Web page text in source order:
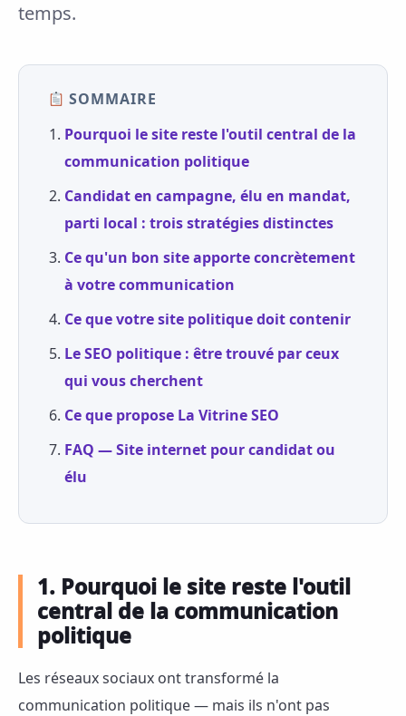
temps.
SOMMAIRE
Pourquoi le site reste l'outil central de la
communication politique
Candidat en campagne, élu en mandat,
parti local : trois stratégies distinctes
Ce qu'un bon site apporte concrètement
à votre communication
Ce que votre site politique doit contenir
Le SEO politique : être trouvé par ceux
qui vous cherchent
Ce que propose La Vitrine SEO
FAQ — Site internet pour candidat ou
élu
1. Pourquoi le site reste l'outil
central de la communication
politique
Les réseaux sociaux ont transformé la
communication politique — mais ils n'ont pas